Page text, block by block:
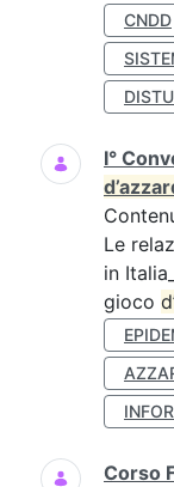
CNDD
I°
Le
in
gioco
Corso